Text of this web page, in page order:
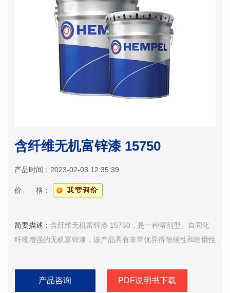
含纤维无机富锌漆 15750
产品时间： 2023-02-03 12:35:39
价 格：
简要描述： 含纤维无机富锌漆 15750，是一种溶剂型、自固化
纤维增强的无机富锌漆，该产品具有非常优异得耐候性和耐磨性
产品咨询 PDF说明书下载